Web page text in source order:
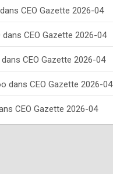
CEO Gazette 2026-04
dans CEO Gazette 2026-04
dans CEO Gazette 2026-04
dans CEO Gazette 2026-04
CEO Gazette 2026-04